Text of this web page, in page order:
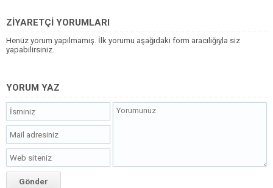
ZİYARETÇİ YORUMLARI
Henüz yorum yapılmamış. İlk yorumu aşağıdaki form aracılığıyla siz
yapabilirsiniz.
YORUM YAZ